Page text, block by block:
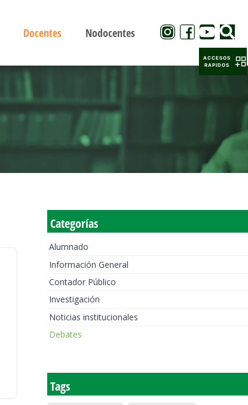
Docentes Nodocentes
Categorías
Alumnado
Información General
Contador Público
Investigación
Noticias institucionales
Debates
Tags
ACCESOS
RAPIDOS